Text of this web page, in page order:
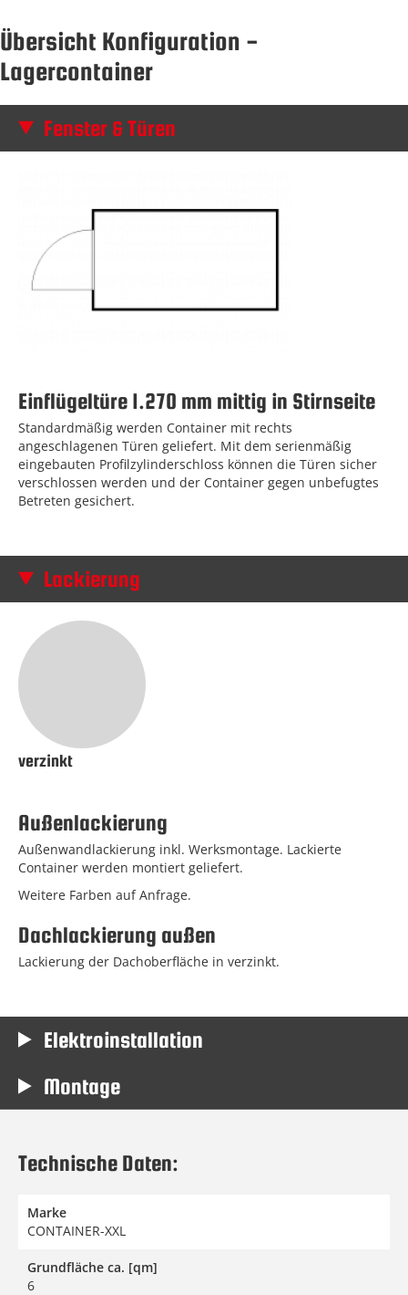
Übersicht Konfiguration -
Lagercontainer
Fenster & Türen
Einflügeltüre 1.270 mm mittig in Stirnseite
Standardmäßig werden Container mit rechts
angeschlagenen Türen geliefert. Mit dem serienmäßig
eingebauten Profilzylinderschloss können die Türen sicher
verschlossen werden und der Container gegen unbefugtes
Betreten gesichert.
Lackierung
verzinkt
Außenlackierung
Außenwandlackierung inkl. Werksmontage. Lackierte
Container werden montiert geliefert.
Weitere Farben auf Anfrage.
Dachlackierung außen
Lackierung der Dachoberfläche in verzinkt.
Elektroinstallation
Montage
Technische Daten:
Marke
CONTAINER-XXL
Grundfläche ca. [qm]
6